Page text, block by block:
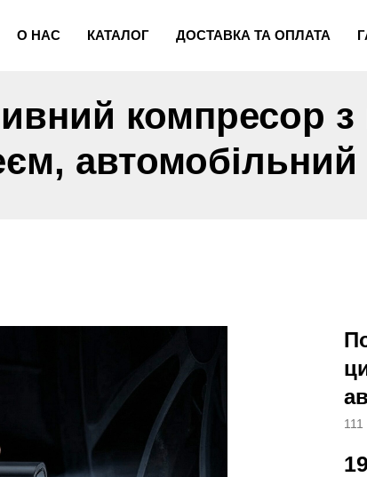
О НАС КАТАЛОГ ДОСТАВКА ТА ОПЛАТА
компресор
автомобільний
111